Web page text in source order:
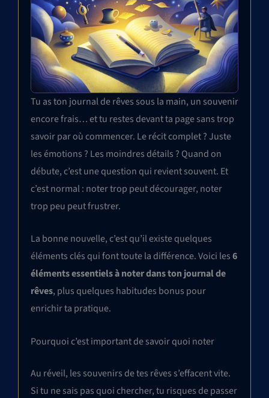
Tu as ton journal de rêves sous la main, un souvenir
encore frais… et tu restes devant ta page sans trop
savoir par où commencer. Le récit complet ? Juste
les émotions ? Les moindres détails ? Quand on
débute, c’est une question qui revient souvent. Et
c’est normal : noter trop peut décourager, noter
trop peu peut frustrer.
La bonne nouvelle, c’est qu’il existe quelques
éléments clés qui font toute la différence. Voici les6
éléments essentiels à noter dans ton journal de
rêves, plus quelques habitudes bonus pour
enrichir ta pratique.
Pourquoi c’est important de savoir quoi noter
Au réveil, les souvenirs de tes rêves s’effacent vite.
Si tu ne sais pas quoi chercher, tu risques de passer